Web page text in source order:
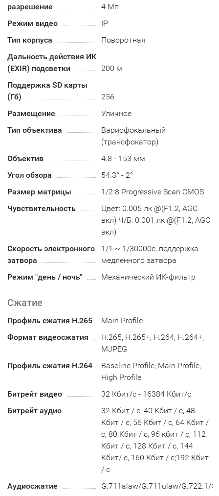
разрешение
4 Мп
Режим видео
IP
Тип корпуса
Поворотная
Дальность действия ИК
(EXIR) подсветки
200 м
Поддержка SD карты
(Гб)
256
Размещение
Уличное
Тип объектива
Вариофокальный
(трансфокатор)
Объектив
4.8 - 153 мм
Угол обзора
54.3° - 2°
Размер матрицы
1/2.8 Progressive Scan CMOS
Чувствительность
Цвет: 0.005 лк @(F1.2, AGC
вкл) Ч/Б: 0.001 лк @(F1.2, AGC
вкл)
Скорость электронного
затвора
1/1 ~ 1/30000с, поддержка
медленного затвора
Режим "день / ночь"
Механический ИК-фильтр
Сжатие
Профиль сжатия H.265
Main Profile
Формат видеосжатия
H.265, H.265+, H.264, H.264+,
MJPEG
Профиль сжатия H.264
Baseline Profile, Main Profile,
High Profile
Битрейт видео
32 Кбит/с - 16384 Кбит/с
Битрейт аудио
32 Кбит / с, 40 Кбит / с, 48
Кбит / с, 56 Кбит / с, 64 Кбит /
с, 80 Кбит / с, 96 кбит / с, 112
Кбит / с, 128 Кбит / с, 144
Кбит/ с, 160 Кбит / с;192 Кбит
/ с
Аудиосжатие
G.711alaw/G.711ulaw/G.722.1/